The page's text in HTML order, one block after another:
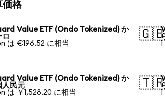
価格
Value ETF (Ondo Tokenized) か
は €196.52 に相当
Value ETF (Ondo Tokenized) か
人民元
は ￥1,528.20 に相当